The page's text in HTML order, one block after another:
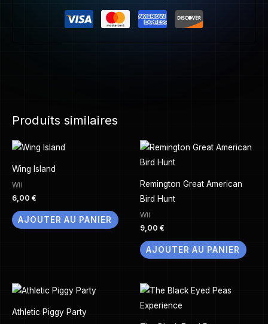
Produits similaires
Wing Island
Wii
6,00 €
AJOUTER AU PANIER
Remington Great American
Bird Hunt
Wii
9,00 €
AJOUTER AU PANIER
Athletic Piggy Party